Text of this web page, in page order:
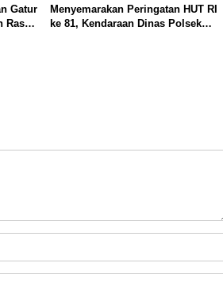
Gatur
Rasa
Menyemarakan Peringatan HUT RI
ke 81, Kendaraan Dinas Polsek